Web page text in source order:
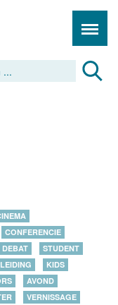
CONFERENCIE
DEBAT
STUDENT
KIDS
AVOND
VERNISSAGE